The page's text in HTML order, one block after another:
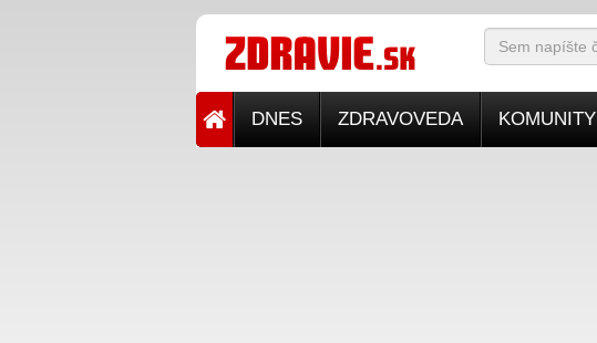
DNES ZDRAVOVEDA KOMUNITY